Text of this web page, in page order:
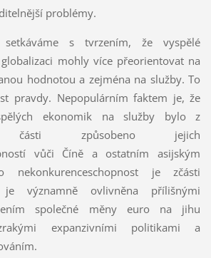
problémy.
s tvrzením, že vyspělé
mohly více přeorientovat na
hodnotou a zejména na služby. To
pravdy. Nepopulárním faktem je, že
ekonomik na služby bylo z
části způsobeno jejich
vůči Číně a ostatním asijským
nekonkurenceschopnost je zčásti
je významně ovlivněna přílišnými
společné měny euro na jihu
expanzivními politikami a